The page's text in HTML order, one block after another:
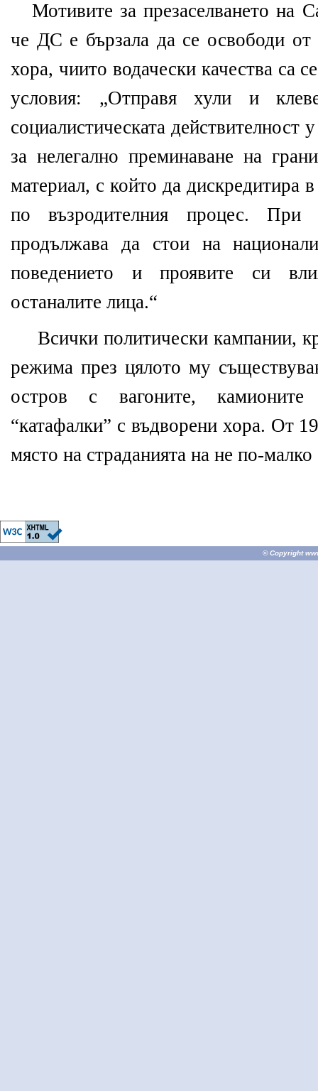
Мотивите за презаселването на
че ДС е бързала да се освободи от
хора, чиито водачески качества са
условия: „Отправя хули и
социалистическата действителност
за нелегално преминаване на
материал, с който да дискредитира
по възродителния процес.
продължава да стои на
поведението и проявите си
останалите лица.“
Всички политически кампании,
режима през цялото му
остров с вагоните, камионите
“катафалки” с въдворени хора. От
място на страданията на не по-
© Copyright